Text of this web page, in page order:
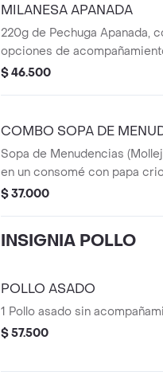
MILANESA APANADA
220g de Pechuga Apanada,
opciones de
$ 46.500
COMBO SOPA DE
Sopa de Menudencias
en un consomé con papa
+ arveja y un toque de
$ 37.000
INSIGNIA POLLO
POLLO ASADO
1 Pollo asado sin
$ 57.500